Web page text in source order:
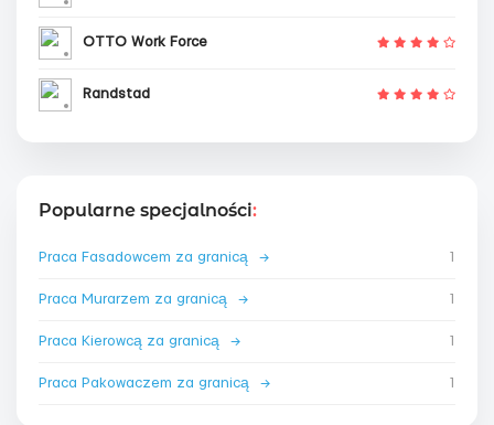
OTTO Work Force
Randstad
Popularne specjalności:
Praca Fasadowcem za granicą → 1
Praca Murarzem za granicą → 1
Praca Kierowcą za granicą → 1
Praca Pakowaczem za granicą → 1